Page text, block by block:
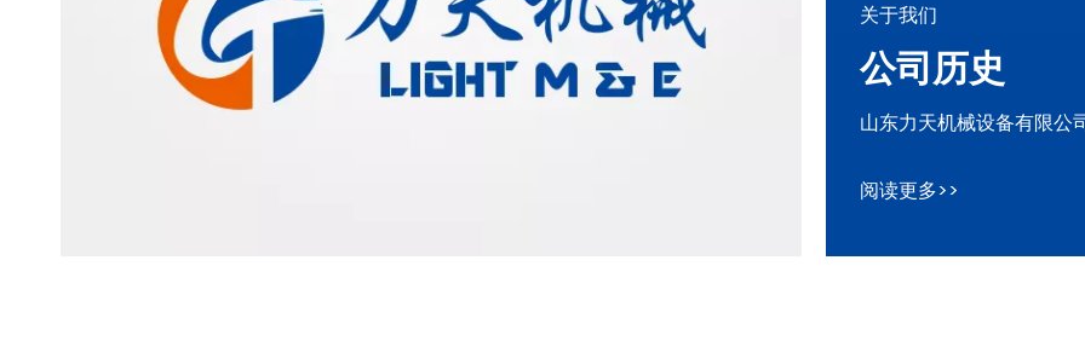
关于我们
公司历史
山东力天机械设备有限公
阅读更多>>